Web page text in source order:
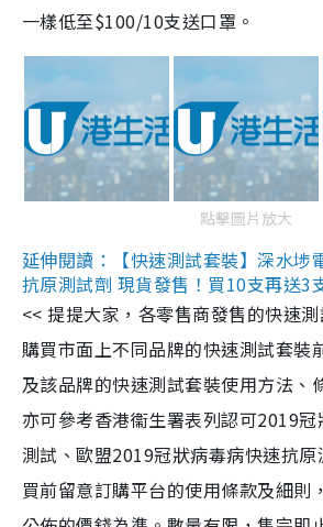
一樣低至$100/10支送口罩。
點擊圖片放大
延伸閱讀：【快速測試套裝】深水埗
抗原測試劑 現貨發售！買10支再送3
<< 提提大家，各零售商發售的快速測
購買市面上不同品牌的快速測試套裝
及該品牌的快速測試套裝使用方法、
亦可參考香港衞生署表列認可2019
測試、歐盟2019冠狀病毒病快速抗
買前留意訂購平台的使用條款及細則